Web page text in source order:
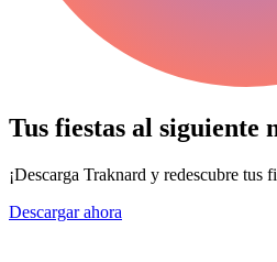
Tus fiestas al siguiente
¡Descarga Traknard y redescubre tus
Descargar ahora